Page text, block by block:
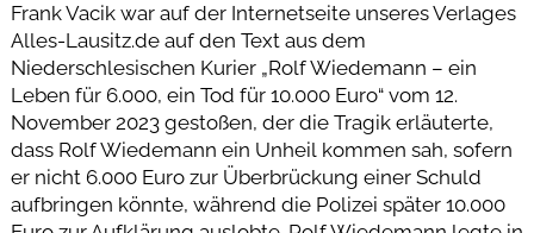
Frank Vacik war auf der Internetseite unseres Verlages
Alles-Lausitz.de auf den Text aus dem
Niederschlesischen Kurier „Rolf Wiedemann – ein
Leben für 6.000, ein Tod für 10.000 Euro“ vom 12.
November 2023 gestoßen, der die Tragik erläuterte,
dass Rolf Wiedemann ein Unheil kommen sah, sofern
er nicht 6.000 Euro zur Überbrückung einer Schuld
aufbringen könnte, während die Polizei später 10.000